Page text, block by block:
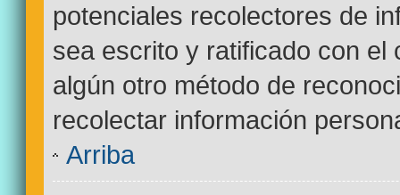
potenciales recolectores de
sea escrito y ratificado con el
algún otro método de
recolectar información
Arriba